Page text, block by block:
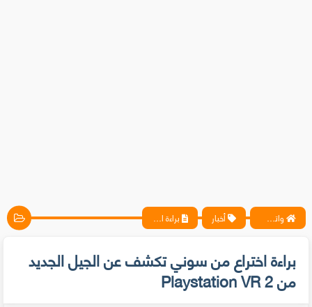
واتس آب ، فيسبوك ، أنترنت ، شروحات تقنية حصرية - المحترف أخبار براءة اختراع من سوني تكشف عن الجيل الجديد من Playstation VR 2
براءة اختراع من سوني تكشف عن الجيل الجديد
من Playstation VR 2